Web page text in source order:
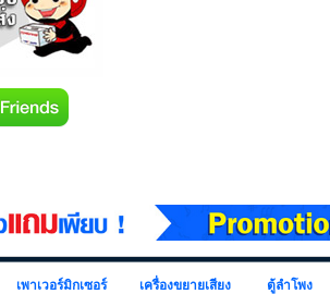
เพาเวอร์มิกเซอร์ เครื่องขยายเสียง ตู้ลำโพง